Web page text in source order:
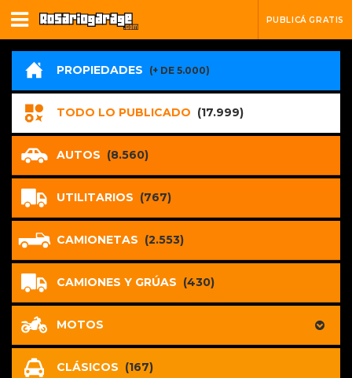
PUBLICÁ GRATIS
PROPIEDADES (+ DE 5.000)
TODO LO PUBLICADO (17.999)
AUTOS (8.560)
UTILITARIOS (767)
CAMIONETAS (2.553)
CAMIONES Y GRÚAS (430)
MOTOS
CLÁSICOS (167)